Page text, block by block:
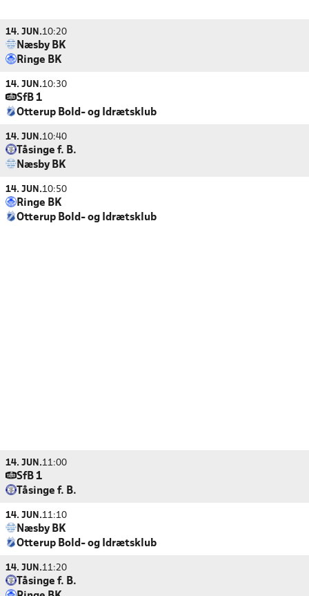
14. JUN.10:20
Næsby BK
Ringe BK
14. JUN.10:30
SfB 1
Otterup Bold- og Idrætsklub
14. JUN.10:40
Tåsinge f. B.
Næsby BK
14. JUN.10:50
Ringe BK
Otterup Bold- og Idrætsklub
14. JUN.11:00
SfB 1
Tåsinge f. B.
14. JUN.11:10
Næsby BK
Otterup Bold- og Idrætsklub
14. JUN.11:20
Tåsinge f. B.